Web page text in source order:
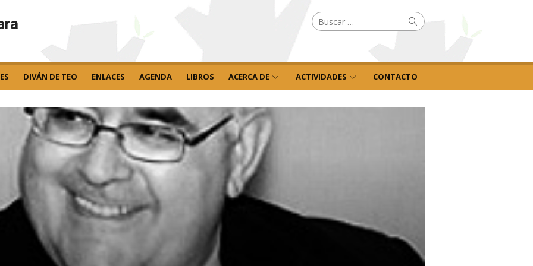
Buscar
por: Buscar
DIVÁN DE TEO ENLACES AGENDA LIBROS ACERCA DE ACTIVIDADES CONTACTO